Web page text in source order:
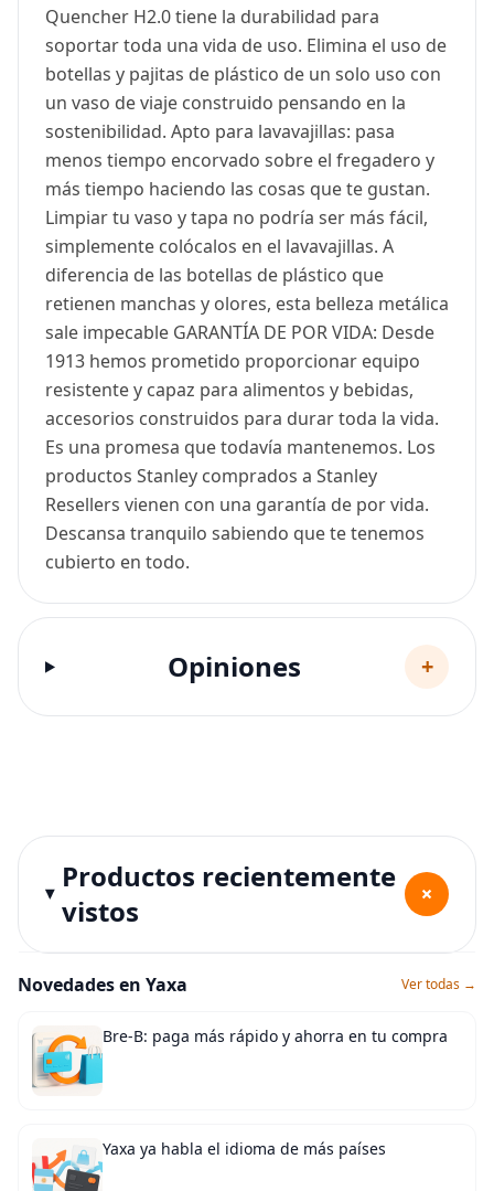
Quencher H2.0 tiene la durabilidad para
soportar toda una vida de uso. Elimina el uso de
botellas y pajitas de plástico de un solo uso con
un vaso de viaje construido pensando en la
sostenibilidad. Apto para lavavajillas: pasa
menos tiempo encorvado sobre el fregadero y
más tiempo haciendo las cosas que te gustan.
Limpiar tu vaso y tapa no podría ser más fácil,
simplemente colócalos en el lavavajillas. A
diferencia de las botellas de plástico que
retienen manchas y olores, esta belleza metálica
sale impecable GARANTÍA DE POR VIDA: Desde
1913 hemos prometido proporcionar equipo
resistente y capaz para alimentos y bebidas,
accesorios construidos para durar toda la vida.
Es una promesa que todavía mantenemos. Los
productos Stanley comprados a Stanley
Resellers vienen con una garantía de por vida.
Descansa tranquilo sabiendo que te tenemos
cubierto en todo.
Opiniones +
Productos recientemente
vistos
+
Novedades en Yaxa Ver todas →
Bre-B: paga más rápido y ahorra en tu compra
Yaxa ya habla el idioma de más países